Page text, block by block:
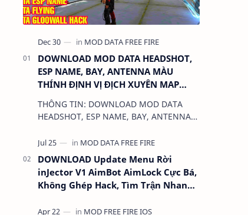
DOWNLOAD MOD DATA HEADSHOT,
ESP NAME, BAY, ANTENNA MÀU
THÍNH ĐỊNH VỊ ĐỊCH XUYÊN MAP
CHO FREE FIRE OB31 1.68.12/2.68.12
MỚI NHẤT - KHÔNG KHÓA NICK
THÔNG TIN: DOWNLOAD MOD DATA
HEADSHOT, ESP NAME, BAY, ANTENNA
CHO FREE FIRE OB31 1.68.12/2.68.12
MỚI NHẤT - KHÔN…
DOWNLOAD Update Menu Rời
inJector V1 AimBot AimLock Cực Bá,
Không Ghép Hack, Tìm Trận Nhanh,